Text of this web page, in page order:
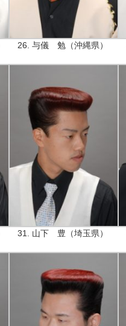
26. 与儀 勉（沖縄県）
31. 山下 豊（埼玉県）